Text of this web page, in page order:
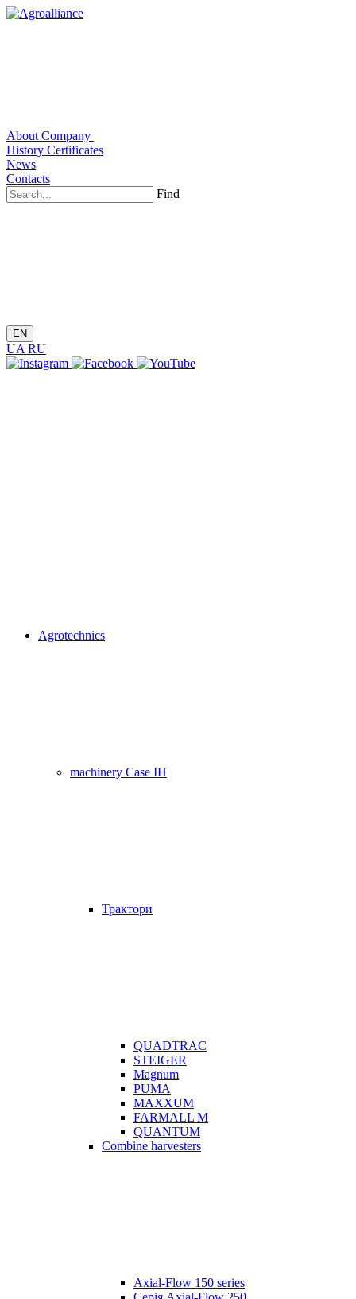
About Company
History Certificates
News
Contacts
Find
EN
UA RU
Agrotechnics
machinery Case IH
Трактори
QUADTRAC
STEIGER
Magnum
PUMA
MAXXUM
FARMALL M
QUANTUM
Combine harvesters
Axial-Flow 150 series